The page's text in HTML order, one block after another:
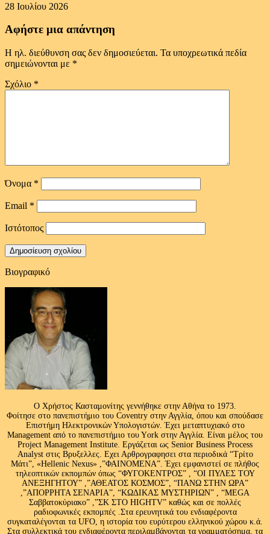
28 Ιουλίου 2026
Αφήστε μια απάντηση
Η ηλ. διεύθυνση σας δεν δημοσιεύεται. Τα υποχρεωτικά πεδία
σημειώνονται με *
Σχόλιο *
Όνομα *
Email *
Ιστότοπος
Βιογραφικό
Ο Χρήστος Κασταμονίτης γεννήθηκε στην Αθήνα το 1973.
Φοίτησε στο πανεπιστήμιο του Coventry στην Αγγλία, όπου και σπούδασε
Επιστήμη Ηλεκτρονικών Υπολογιστών. Έχει μεταπτυχιακό στο
Management από το πανεπιστήμιο του Υork στην Αγγλία. Είναι μέλος του
Project Management Institute. Εργάζεται ως Senior Business Process
Analyst στις Βρυξελλες. Εχει Αρθρογραφησει στα περιοδικά “Τρίτο
Μάτι”, «Hellenic Nexus» ,”ΦΑΙΝΟΜΕΝΑ”. Έχει εμφανιστεί σε πλήθος
τηλεοπτικών εκπομπών όπως “ΦΥΓΟΚΕΝΤΡΟΣ” , “ΟΙ ΠΥΛΕΣ ΤΟΥ
ΑΝΕΞΗΓΗΤΟΥ” ,”ΑΘΕΑΤΟΣ ΚΟΣΜΟΣ”, “ΠΑΝΩ ΣΤΗΝ ΩΡΑ”
,”ΑΠΟΡΡΗΤΑ ΣΕΝΑΡΙΑ”, “ΚΩΔΙΚΑΣ ΜΥΣΤΗΡΙΩΝ” , “MEGA
Σαββατοκύριακο” ,”ΣΚ ΣΤΟ HIGHTV” καθώς και σε πολλές
ραδιοφωνικές εκπομπές .Στα ερευνητικά του ενδιαφέροντα
συγκαταλέγονται τα UFO, η ιστορία του ευρύτερου ελληνικού χώρου κ.ά.
Στα συλλεκτικά του ενδιαφέροντα περιλαμβάνονται τα γραμματόσημα, τα